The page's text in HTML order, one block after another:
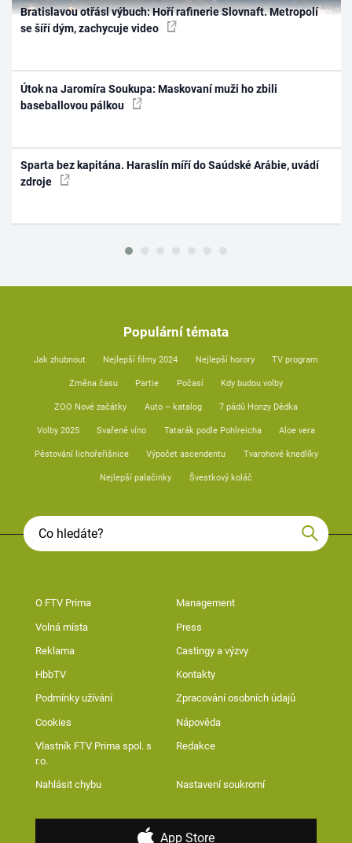
Bratislavou otřásl výbuch: Hoří rafinerie Slovnaft. Metropolí
se šíří dým, zachycuje video
Útok na Jaromíra Soukupa: Maskovaní muži ho zbili
baseballovou pálkou
Sparta bez kapitána. Haraslín míří do Saúdské Arábie, uvádí
zdroje
Populární témata
Jak zhubnout Nejlepší filmy 2024 Nejlepší horory TV program
Změna času Partie Počasí Kdy budou volby
ZOO Nové začátky Auto – katalog 7 pádů Honzy Dědka
Volby 2025 Svařené víno Tatarák podle Pohlreicha Aloe vera
Pěstování lichořeřišnice Výpočet ascendentu Tvarohové knedlíky
Nejlepší palačinky Švestkový koláč
O FTV Prima Management
Volná místa Press
Reklama Castingy a výzvy
HbbTV Kontakty
Podmínky užívání Zpracování osobních údajů
Cookies Nápověda
Vlastník FTV Prima spol. s
r.o.
Redakce
Nahlásit chybu Nastavení soukromí
App Store